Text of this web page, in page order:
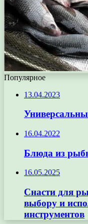
Популярное
13.04.2023
16.04.2022
Блюда из
16.05.2025
Снасти для
выбору и
инструментов